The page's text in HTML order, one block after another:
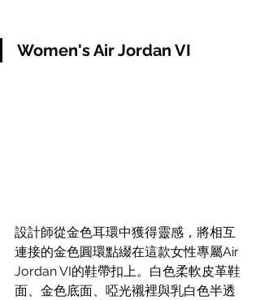
Women's Air Jordan VI
設計師從金色耳環中獲得靈感，將相互
連接的金色圓環點綴在這款女性專屬Air
Jordan VI的鞋帶扣上。白色柔軟皮革鞋
面、金色底面、啞光襯裡與乳白色半透